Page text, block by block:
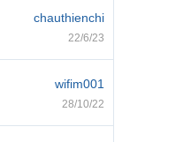
chauthienchi
22/6/23
wifim001
28/10/22